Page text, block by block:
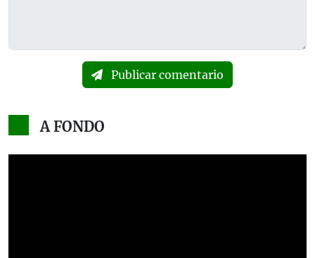
Publicar comentario
A FONDO